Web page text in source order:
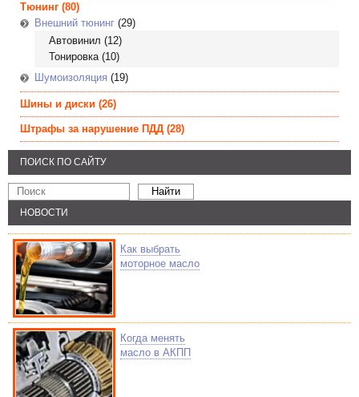
Тюнинг (80)
Внешний тюнинг (29)
Автовинил (12)
Тонировка(10)
Шумоизоляция (19)
Шины и диски (26)
Штрафы за нарушение ПДД (28)
ПОИСК ПО САЙТУ
НОВОСТИ
Как выбрать
моторное масло
Когда менять
масло в АКПП